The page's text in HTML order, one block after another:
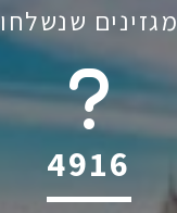
מגזינים שנשלחו
6045